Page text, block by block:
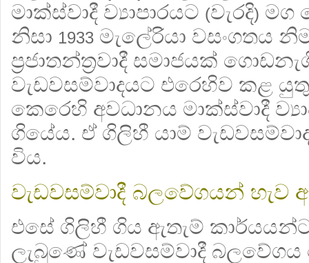
මාක්ස්වාදී ව්‍යාපාරයට (වැරදි) මග
නිසා 1933 මැලේරියා වසංගතය
ප‍්‍රජාතන්ත‍්‍රවාදී සමාජයක්
වැඩවසම්වාදයට එරෙහිව කළ
කෙරෙහි අවධානය මාක්ස්වාදී
ගියේය. ඒ ගිලිහී යාම්
විය.
වැඩවසම්වාදී බලවේගයන් හැව
එසේ ගිලිහී ගිය ඇතැම් කාර්යයන්ට
ලැබුණේ වැඩවසම්වාදී